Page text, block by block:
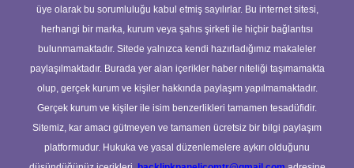
üye olarak bu sorumluluğu kabul etmiş sayılırlar. Bu internet sitesi,
herhangi bir marka, kurum veya şahıs şirketi ile hiçbir bağlantısı
bulunmamaktadır. Sitede yalnızca kendi hazırladığımız makaleler
paylaşılmaktadır. Burada yer alan içerikler haber niteliği taşımamakta
olup, gerçek kurum ve kişiler hakkında paylaşım yapılmamaktadır.
Gerçek kurum ve kişiler ile isim benzerlikleri tamamen tesadüfidir.
Sitemiz, kar amacı gütmeyen ve tamamen ücretsiz bir bilgi paylaşım
platformudur. Hukuka ve yasal düzenlemelere aykırı olduğunu